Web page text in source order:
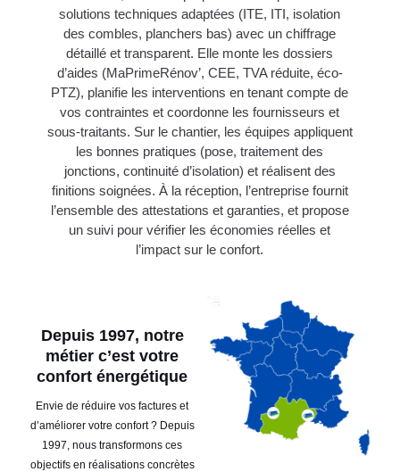
solutions techniques adaptées (ITE, ITI, isolation
des combles, planchers bas) avec un chiffrage
détaillé et transparent. Elle monte les dossiers
d’aides (MaPrimeRénov’, CEE, TVA réduite, éco-
PTZ), planifie les interventions en tenant compte de
vos contraintes et coordonne les fournisseurs et
sous-traitants. Sur le chantier, les équipes appliquent
les bonnes pratiques (pose, traitement des
jonctions, continuité d’isolation) et réalisent des
finitions soignées. À la réception, l’entreprise fournit
l’ensemble des attestations et garanties, et propose
un suivi pour vérifier les économies réelles et
l’impact sur le confort.
Depuis 1997, notre
métier c’est votre
confort énergétique
Envie de réduire vos factures et
d’améliorer votre confort ? Depuis
1997, nous transformons ces
objectifs en réalisations concrètes